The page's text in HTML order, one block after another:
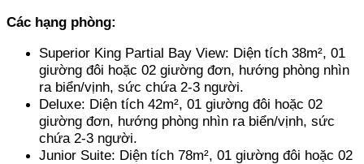
Các hạng phòng:
Superior King Partial Bay View: Diện tích 38m², 01
giường đôi hoặc 02 giường đơn, hướng phòng nhìn
ra biển/vịnh, sức chứa 2-3 người.
Deluxe: Diện tích 42m², 01 giường đôi hoặc 02
giường đơn, hướng phòng nhìn ra biển/vịnh, sức
chứa 2-3 người.
Junior Suite: Diện tích 78m², 01 giường đôi hoặc 02